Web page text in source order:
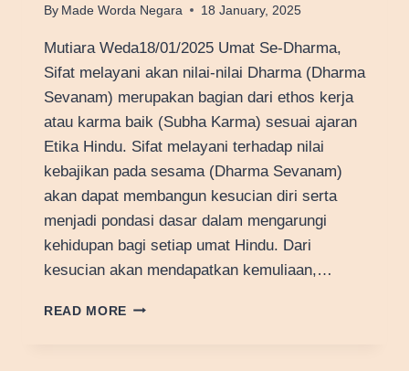
By Made Worda Negara 18 January, 2025
Mutiara Weda18/01/2025 Umat Se-Dharma,
Sifat melayani akan nilai-nilai Dharma (Dharma
Sevanam) merupakan bagian dari ethos kerja
atau karma baik (Subha Karma) sesuai ajaran
Etika Hindu. Sifat melayani terhadap nilai
kebajikan pada sesama (Dharma Sevanam)
akan dapat membangun kesucian diri serta
menjadi pondasi dasar dalam mengarungi
kehidupan bagi setiap umat Hindu. Dari
kesucian akan mendapatkan kemuliaan,…
READ MORE CAKRA